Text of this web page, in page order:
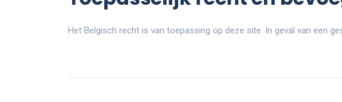
Het Belgisch recht is van toepassing op deze site. In geval van een